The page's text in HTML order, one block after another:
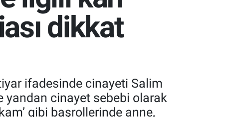
dikkat
ifadesinde cinayeti Salim
yandan cinayet sebebi olarak
gibi başrollerinde anne,